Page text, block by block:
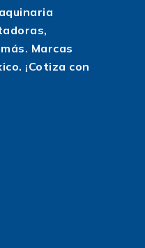
remotas
en consumo,
generadores diésel
sólida.
en los próximos
te da un margen
ampliar tu
Marcas
¡Cotiza con